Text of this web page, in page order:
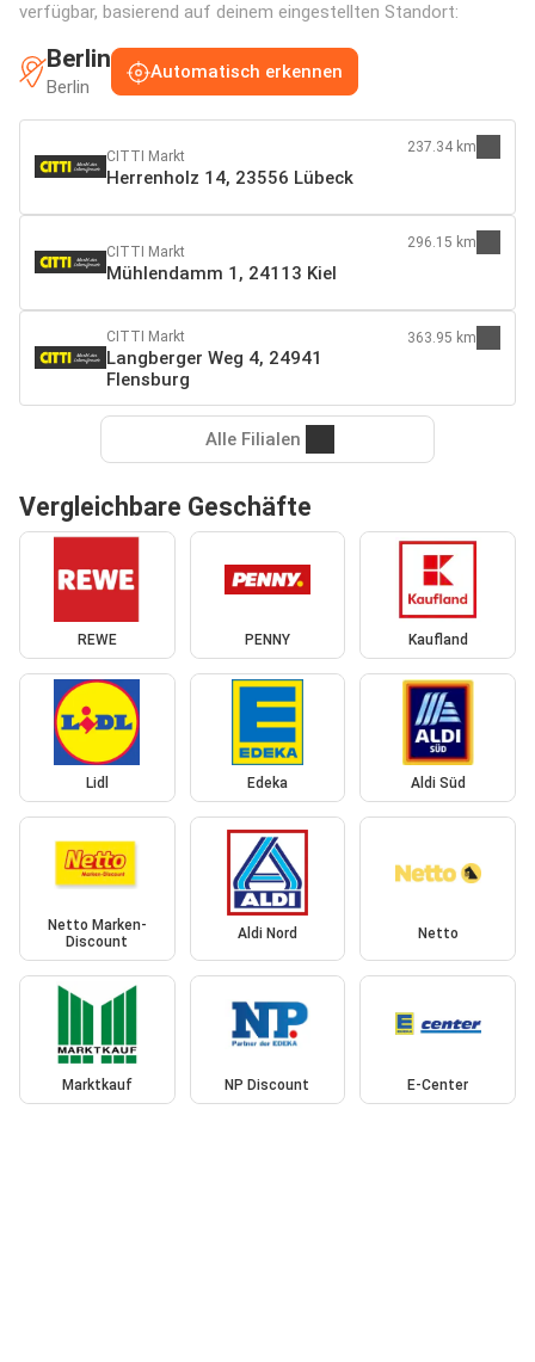
verfügbar, basierend auf deinem eingestellten Standort:
Berlin
Berlin
Automatisch erkennen
CITTI Markt
Herrenholz 14, 23556 Lübeck
237.34 km
CITTI Markt
Mühlendamm 1, 24113 Kiel
296.15 km
CITTI Markt
Langberger Weg 4, 24941
Flensburg
363.95 km
Alle Filialen
Vergleichbare Geschäfte
REWE PENNY Kaufland
Lidl Edeka Aldi Süd
Netto Marken-
Discount
Aldi Nord Netto
Marktkauf NP Discount E-Center